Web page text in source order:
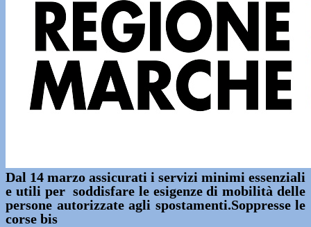
Dal 14 marzo assicurati i servizi minimi essenziali
e utili per soddisfare le esigenze di mobilità delle
persone autorizzate agli spostamenti.Soppresse le
corse bis